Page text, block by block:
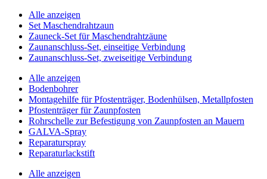
Alle anzeigen
Set Maschendrahtzaun
Zauneck-Set für Maschendrahtzäune
Zaunanschluss-Set, einseitige Verbindung
Zaunanschluss-Set, zweiseitige Verbindung
Alle anzeigen
Bodenbohrer
Montagehilfe für Pfostenträger, Bodenhülsen, Metallpfosten
Pfostenträger für Zaunpfosten
Rohrschelle zur Befestigung von Zaunpfosten an Mauern
GALVA-Spray
Reparaturspray
Reparaturlackstift
Alle anzeigen